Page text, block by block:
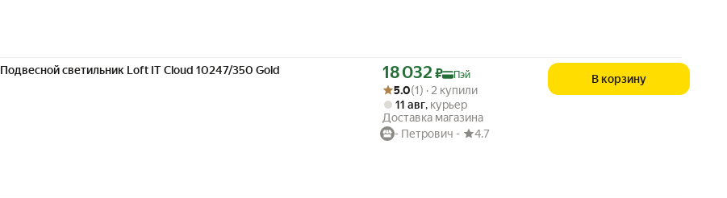
Подвесной светильник Loft IT Cloud 10247/350 Gold Цена с картой Яндекс Пэй 18032 ₽ вместо
18 032 ₽
Пэй
Рейтинг товара: 5.0 из 5
Оценок: (1) · 2 купили
5.0(1) · 2 купили
11 авг, курьер
Доставка магазина
- Петрович -
4.7
В корзину